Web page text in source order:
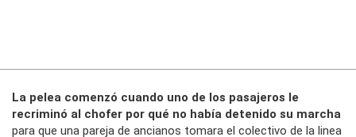
La pelea comenzó cuando uno de los pasajeros le
recriminó al chofer por qué no había detenido su marcha
para que una pareja de ancianos tomara el colectivo de la linea